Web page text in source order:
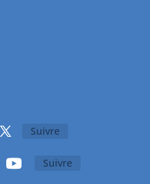
Suivre
Suivre